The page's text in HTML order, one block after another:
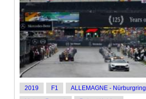
2019 F1 ALLEMAGNE - Nürburgring